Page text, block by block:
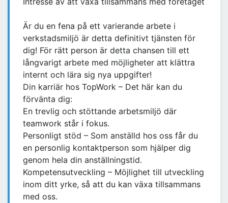
Är du en fena på ett varierande arbete i
verkstadsmiljö är detta definitivt tjänsten för
dig! För rätt person är detta chansen till ett
långvarigt arbete med möjligheter att klättra
internt och lära sig nya uppgifter!
Din karriär hos TopWork – Det här kan du
förvänta dig:
En trevlig och stöttande arbetsmiljö där
teamwork står i fokus.
Personligt stöd – Som anställd hos oss får du
en personlig kontaktperson som hjälper dig
genom hela din anställningstid.
Kompetensutveckling – Möjlighet till utveckling
inom ditt yrke, så att du kan växa tillsammans
med oss.